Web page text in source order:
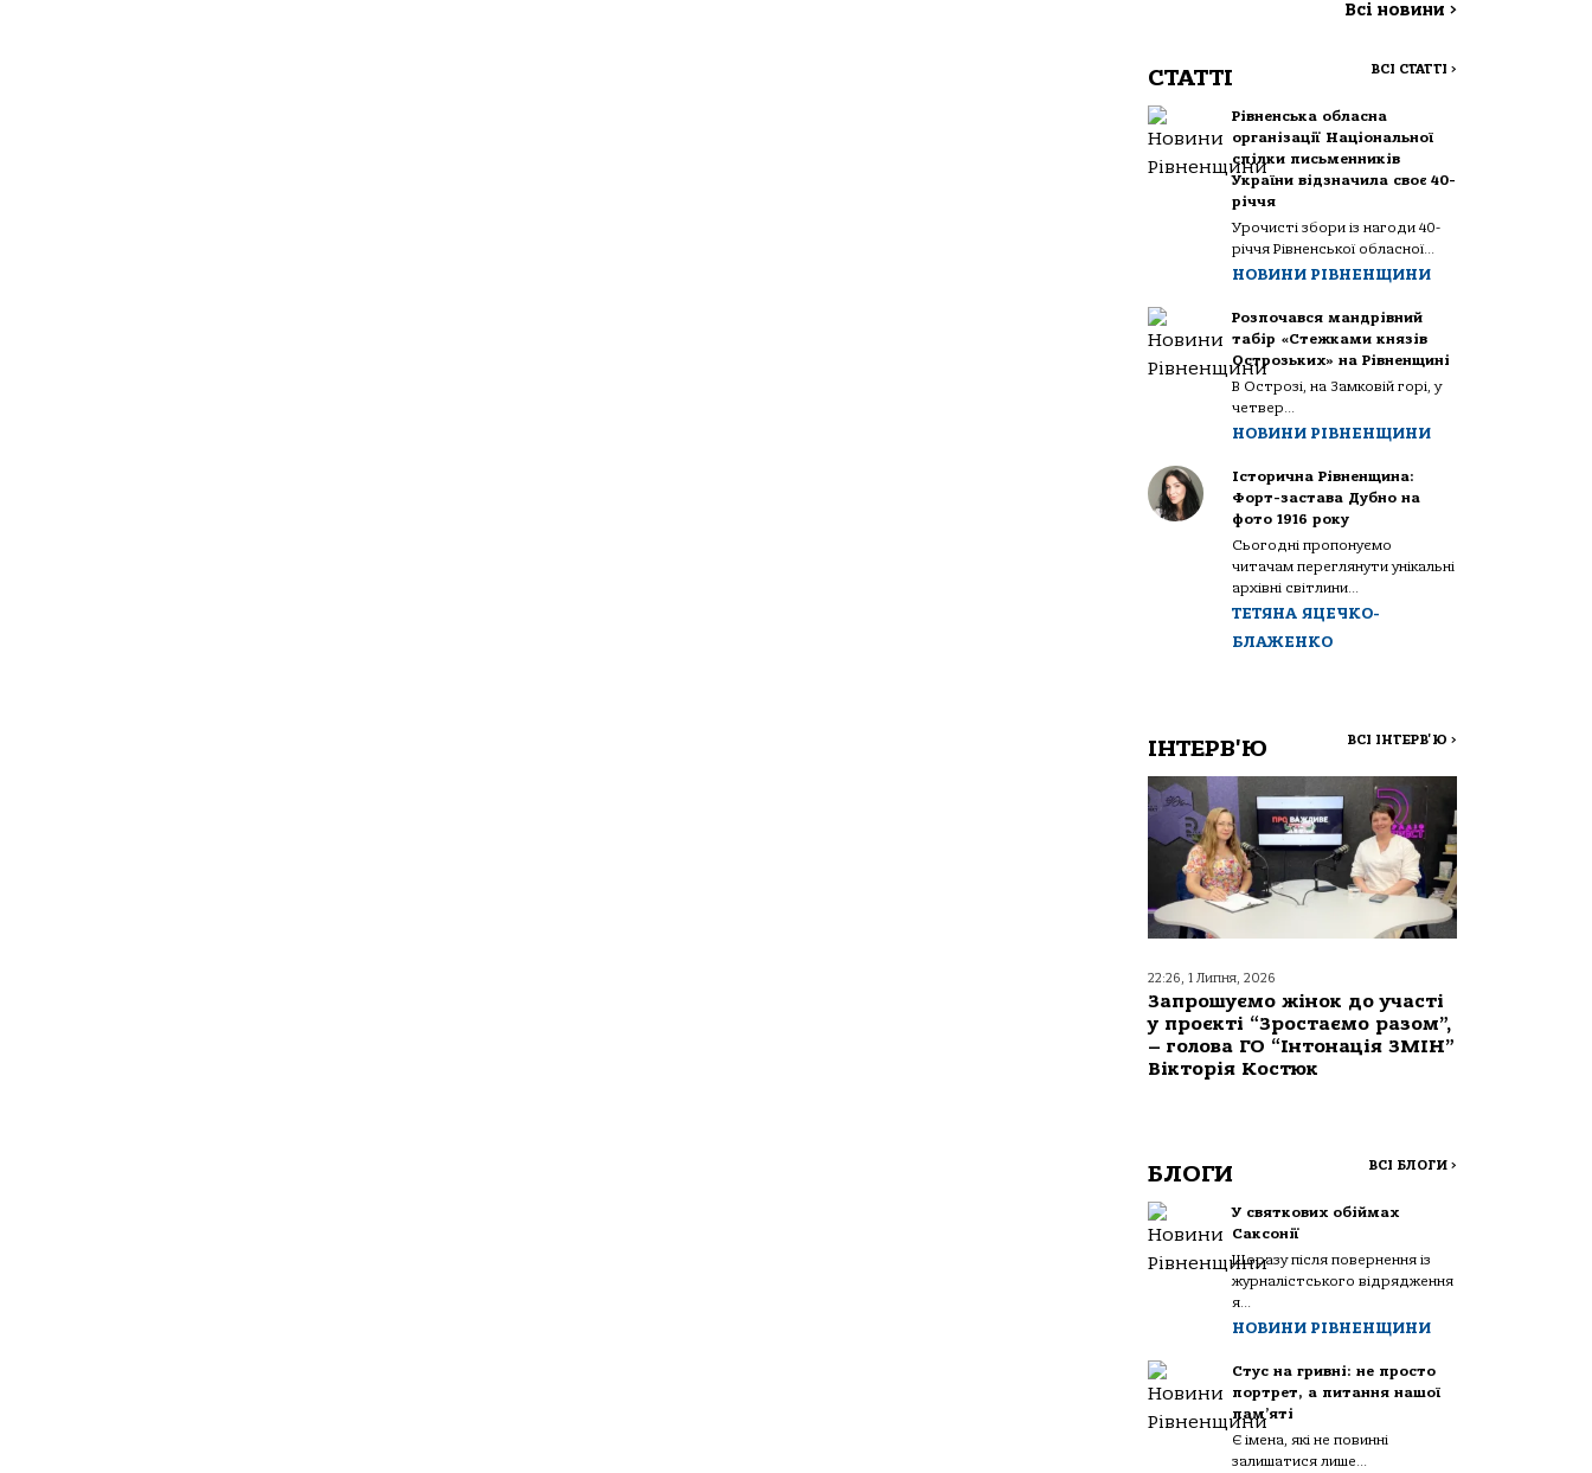
Всі новини >
СТАТТІ ВСІ СТАТТІ >
Рівненська обласна
організації Національної
спілки письменників
України відзначила своє 40-
річчя
Урочисті збори із нагоди 40-
річчя Рівненської обласної...
НОВИНИ РІВНЕНЩИНИ
Розпочався мандрівний
табір «Стежками князів
Острозьких» на Рівненщині
В Острозі, на Замковій горі, у
четвер...
НОВИНИ РІВНЕНЩИНИ
Історична Рівненщина:
Форт-застава Дубно на
фото 1916 року
Сьогодні пропонуємо
читачам переглянути унікальні
архівні світлини...
ТЕТЯНА ЯЦЕЧКО-
БЛАЖЕНКО
ІНТЕРВ'Ю ВСІ ІНТЕРВ'Ю >
22:26, 1 Липня, 2026
Запрошуємо жінок до участі
у проєкті “Зростаємо разом”,
– голова ГО “Інтонація ЗМІН”
Вікторія Костюк
БЛОГИ ВСІ БЛОГИ >
У святкових обіймах
Саксонії
Щоразу після повернення із
журналістського відрядження
я...
НОВИНИ РІВНЕНЩИНИ
Стус на гривні: не просто
портрет, а питання нашої
пам’яті
Є імена, які не повинні
залишатися лише...